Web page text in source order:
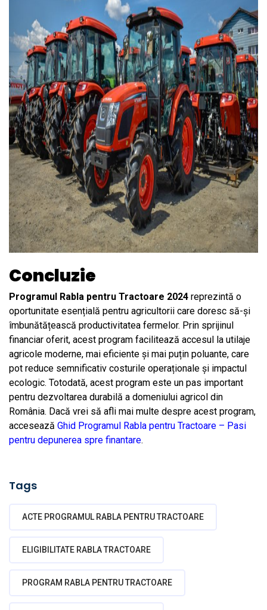
Concluzie
Programul Rabla pentru Tractoare 2024 reprezintă o
oportunitate esențială pentru agricultorii care doresc să-și
îmbunătățească productivitatea fermelor. Prin sprijinul
financiar oferit, acest program facilitează accesul la utilaje
agricole moderne, mai eficiente și mai puțin poluante, care
pot reduce semnificativ costurile operaționale și impactul
ecologic. Totodată, acest program este un pas important
pentru dezvoltarea durabilă a domeniului agricol din
România. Dacă vrei să afli mai multe despre acest program,
accesează Ghid Programul Rabla pentru Tractoare – Pasi
pentru depunerea spre finantare.
Tags
ACTE PROGRAMUL RABLA PENTRU TRACTOARE
ELIGIBILITATE RABLA TRACTOARE
PROGRAM RABLA PENTRU TRACTOARE